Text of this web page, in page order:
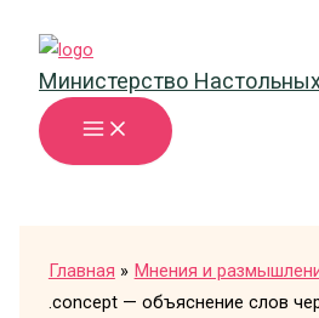
содержимому
Министерство
Главная
Мнения и
.concept — объяснение слов